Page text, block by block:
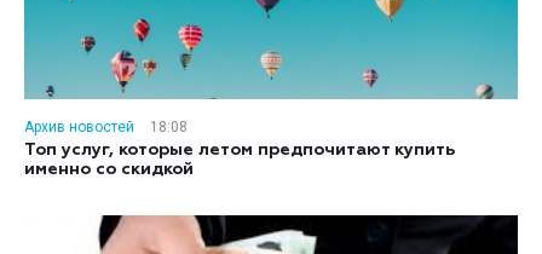
Архив новостей
18:08
Топ услуг, которые летом предпочитают купить
именно со скидкой